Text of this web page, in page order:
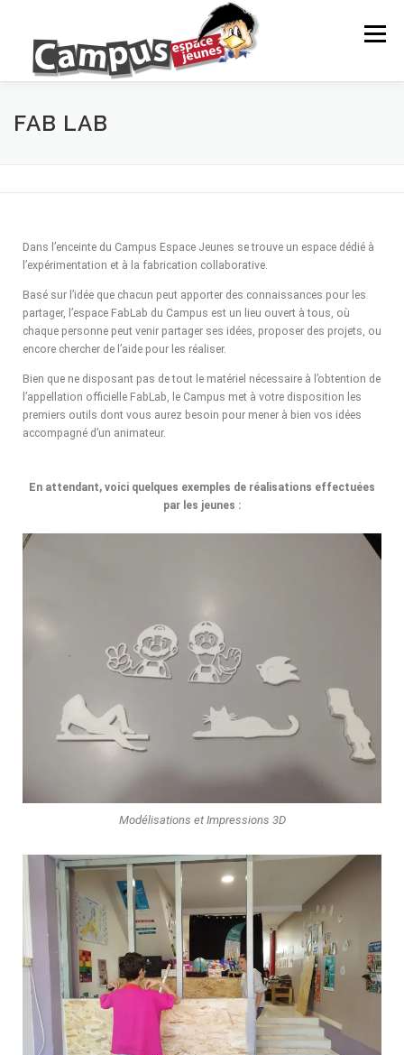
Menu
LE CAMPUS
PARTENAIRES NEWS CONTACTS ET RÉSEAUX
NOS ACTIONS EVÈNEMENTS À VENIR
FAB LAB
Dans l’enceinte du Campus Espace Jeunes se trouve un espace dédié à
l’expérimentation et à la fabrication collaborative.
Basé sur l’idée que chacun peut apporter des connaissances pour les
partager, l’espace FabLab du Campus est un lieu ouvert à tous, où
chaque personne peut venir partager ses idées, proposer des projets, ou
encore chercher de l’aide pour les réaliser.
Bien que ne disposant pas de tout le matériel nécessaire à l’obtention de
l’appellation officielle FabLab, le Campus met à votre disposition les
premiers outils dont vous aurez besoin pour mener à bien vos idées
accompagné d’un animateur.
En attendant, voici quelques exemples de réalisations effectuées
par les jeunes :
Modélisations et Impressions 3D